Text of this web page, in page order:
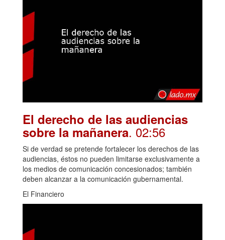
El derecho de las audiencias
sobre la mañanera. 02:56
Si de verdad se pretende fortalecer los derechos de las
audiencias, éstos no pueden limitarse exclusivamente a
los medios de comunicación concesionados; también
deben alcanzar a la comunicación gubernamental.
El Financiero